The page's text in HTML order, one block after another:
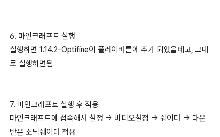
6. 마인크래프트 실행
실행하면 1.14.2-Optifine이 플레이버튼에 추가 되었을테고, 그대
로 실행하면됨
7. 마인크래프트 실행 후 적용
마인크래프트에 접속해서 설정 -> 비디오설정 -> 쉐이더 -> 다운
받은 소닉쉐이더 적용